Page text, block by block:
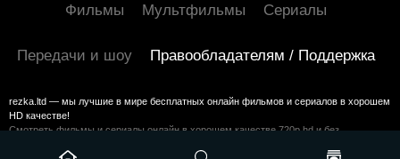
Фильмы Мультфильмы Сериалы
Передачи и шоу Правообладателям / Поддержка
rezka.ltd — мы лучшие в мире бесплатных онлайн фильмов и сериалов в хорошем
HD качестве!
Смотреть фильмы и сериалы онлайн в хорошем качестве 720p hd и без